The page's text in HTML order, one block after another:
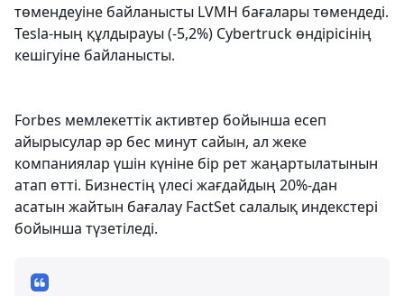
төмендеуіне байланысты LVMH бағалары төмендеді.
Tesla-ның құлдырауы (-5,2%) Cybertruck өндірісінің
кешігуіне байланысты.
Forbes мемлекеттік активтер бойынша есеп
айырысулар әр бес минут сайын, ал жеке
компаниялар үшін күніне бір рет жаңартылатынын
атап өтті. Бизнестің үлесі жағдайдың 20%-дан
асатын жайтын бағалау FactSet салалық индекстері
бойынша түзетіледі.